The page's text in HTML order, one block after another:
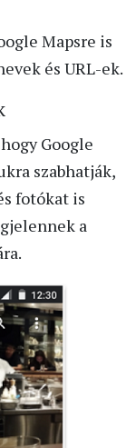
Mapsre is
és URL-ek.
Google
szabhatják,
fotókat is
a